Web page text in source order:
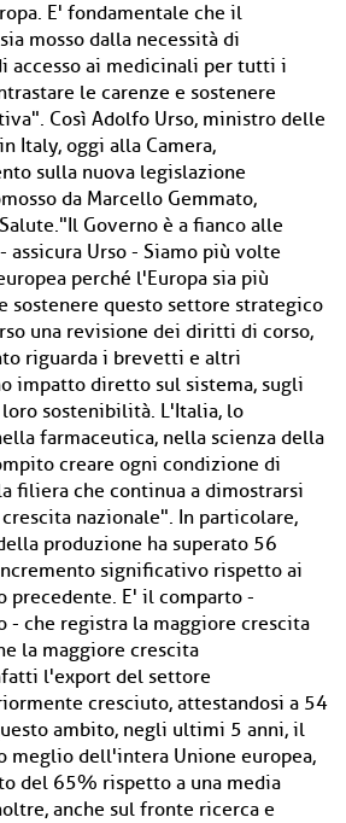
E' fondamentale che il
mosso dalla necessità di
accesso ai medicinali per tutti i
le carenze e sostenere
Così Adolfo Urso, ministro delle
Italy, oggi alla Camera,
sulla nuova legislazione
da Marcello Gemmato,
Governo è a fianco alle
assicura Urso - Siamo più volte
perché l'Europa sia più
sostenere questo settore strategico
una revisione dei diritti di corso,
riguarda i brevetti e altri
impatto diretto sul sistema, sugli
sostenibilità. L'Italia, lo
farmaceutica, nella scienza della
creare ogni condizione di
filiera che continua a dimostrarsi
nazionale". In particolare,
produzione ha superato 56
significativo rispetto ai
E' il comparto -
che registra la maggiore crescita
la maggiore crescita
l'export del settore
cresciuto, attestandosi a 54
ambito, negli ultimi 5 anni, il
meglio dell'intera Unione europea,
del 65% rispetto a una media
anche sul fronte ricerca e